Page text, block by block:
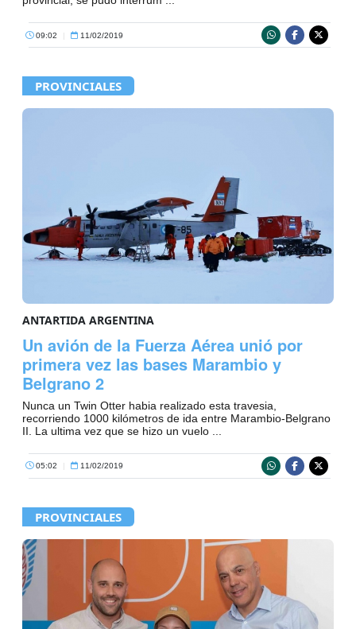
09:02 | 11/02/2019
PROVINCIALES
ANTARTIDA ARGENTINA
Un avión de la Fuerza Aérea unió por
primera vez las bases Marambio y
Belgrano 2
Nunca un Twin Otter habia realizado esta travesia,
recorriendo 1000 kilómetros de ida entre Marambio-Belgrano
II. La ultima vez que se hizo un vuelo ...
05:02 | 11/02/2019
PROVINCIALES